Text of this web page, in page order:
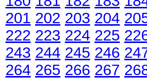
201 202 203 204
222 223 224 225
243 244 245 246
264 265 266 267